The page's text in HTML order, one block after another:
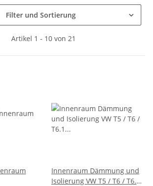
Filter und Sortierung
Artikel 1 - 10 von 21
Innenraum Dämmung und
Isolierung VW T5 / T6 / T6.1